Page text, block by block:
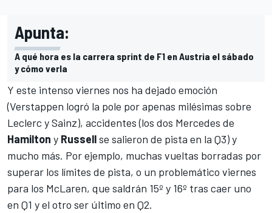
Apunta:
A qué hora es la carrera sprint de F1 en Austria el sábado
y cómo verla
Y este intenso viernes nos ha dejado emoción
(Verstappen logró la pole por apenas milésimas sobre
Leclerc y Sainz), accidentes (los dos Mercedes de
Hamilton y Russellse salieron de pista en la Q3) y
mucho más. Por ejemplo, muchas vueltas borradas por
superar los límites de pista, o un problemático viernes
para los McLaren, que saldrán 15º y 16º tras caer uno
en Q1 y el otro ser último en Q2.